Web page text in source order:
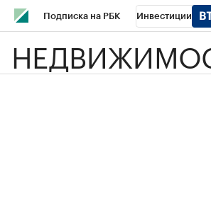
Подписка на РБК Инвестиции
Школа управления РБК РБК